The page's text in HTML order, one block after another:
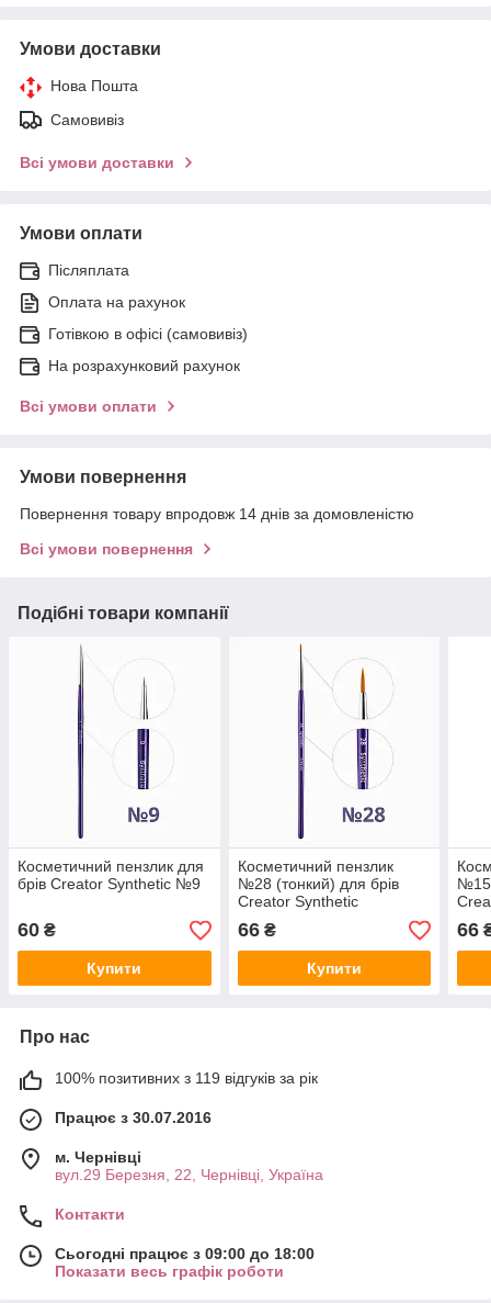
Умови доставки
Нова Пошта
Самовивіз
Всі умови доставки
Умови оплати
Післяплата
Оплата на рахунок
Готівкою в офісі (самовивіз)
На розрахунковий рахунок
Всі умови оплати
Умови повернення
Повернення товару впродовж 14 днів за домовленістю
Всі умови повернення
Подібні товари компанії
Косметичний пензлик для
брів Creator Synthetic №9
60 ₴
Купити
Косметичний пензлик
№28 (тонкий) для брів
Creator Synthetic
66₴
Купити
№15
66
Про нас
100% позитивних з 119 відгуків за рік
Працює з 30.07.2016
м. Чернівці
вул.29 Березня, 22, Чернівці, Україна
Контакти
Сьогодні працює з 09:00 до 18:00
Показати весь графік роботи